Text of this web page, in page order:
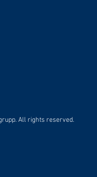
All rights reserved.